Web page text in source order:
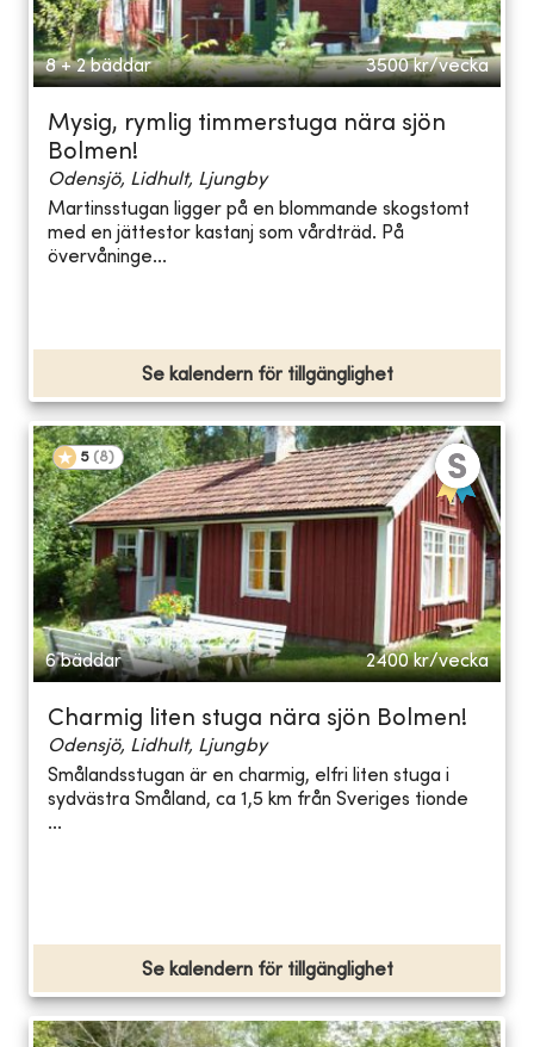
8 + 2 bäddar 3500 kr/vecka
Mysig, rymlig timmerstuga nära sjön
Bolmen!
Odensjö, Lidhult, Ljungby
Martinsstugan ligger på en blommande skogstomt
med en jättestor kastanj som vårdträd. På
övervåninge...
Se kalendern för tillgänglighet
5 (8)
6 bäddar 2400 kr/vecka
Charmig liten stuga nära sjön Bolmen!
Odensjö, Lidhult, Ljungby
Smålandsstugan är en charmig, elfri liten stuga i
sydvästra Småland, ca 1,5 km från Sveriges tionde
...
Se kalendern för tillgänglighet